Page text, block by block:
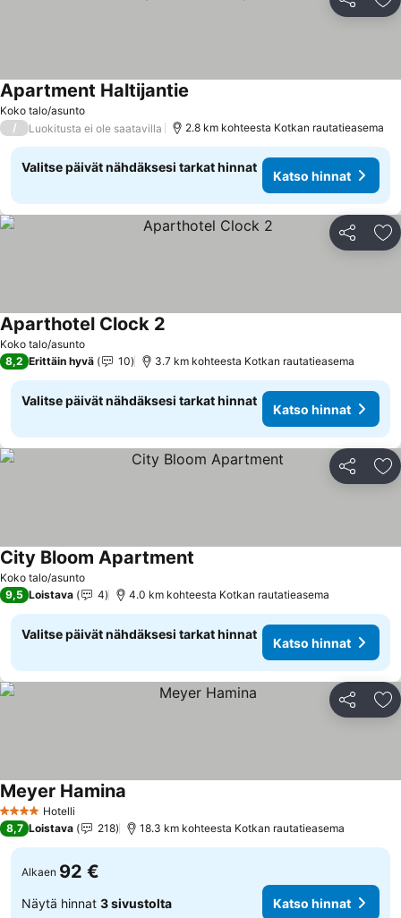
Jaa
Koko talo/asunto
Apartment Haltijantie
/ Luokitusta ei ole saatavilla 2.8 km kohteesta Kotkan rautatieasema
Valitse päivät nähdäksesi tarkat hinnat
Katso hinnat
Jaa
Koko talo/asunto
Aparthotel Clock 2
8,2 Erittäin hyvä 10 3.7 km kohteesta Kotkan rautatieasema
Valitse päivät nähdäksesi tarkat hinnat
Katso hinnat
Jaa
Koko talo/asunto
City Bloom Apartment
9,5 Loistava 4 4.0 km kohteesta Kotkan rautatieasema
Valitse päivät nähdäksesi tarkat hinnat
Katso hinnat
Jaa
4 Tähtiluokitus
Hotelli
Meyer Hamina
8,7 Loistava 218 18.3 km kohteesta Kotkan rautatieasema
Alkaen 92 €
Näytä hinnat 3 sivustolta Katso hinnat